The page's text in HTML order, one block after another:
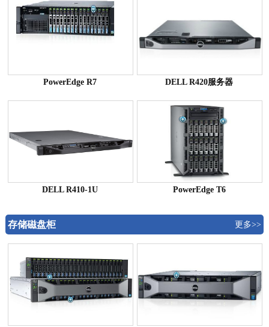
PowerEdge R7 DELL R420服务器
DELL R410-1U PowerEdge T6
存储磁盘柜 更多>>